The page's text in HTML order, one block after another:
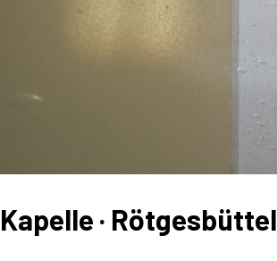
Kapelle · Rötgesbüttel